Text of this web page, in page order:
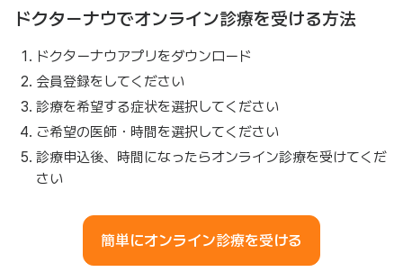
ドクターナウでオンライン診療を受ける方法
ドクターナウアプリをダウンロード
会員登録をしてください
診療を希望する症状を選択してください
ご希望の医師・時間を選択してください
診療申込後、時間になったらオンライン診療を受けてくだ
さい
簡単にオンライン診療を受ける